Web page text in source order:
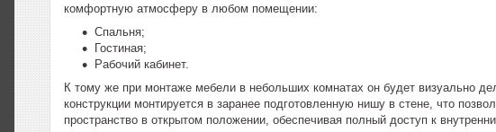
комфортную атмосферу в любом помещении:
Спальня;
Гостиная;
Рабочий кабинет.
К тому же при монтаже мебели в небольших комнатах он будет визуально
конструкции монтируется в заранее подготовленную нишу в стене, что
пространство в открытом положении, обеспечивая полный доступ к